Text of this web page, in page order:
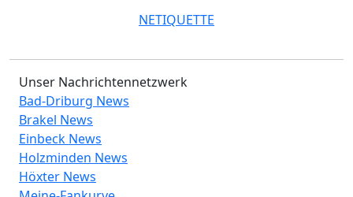
NETIQUETTE
Unser Nachrichtennetzwerk
Bad-Driburg News
Brakel News
Einbeck News
Holzminden News
Höxter News